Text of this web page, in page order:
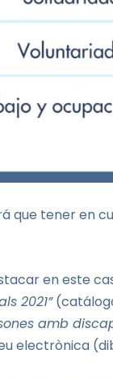
tener en
en este
2021”
amb
electrònica